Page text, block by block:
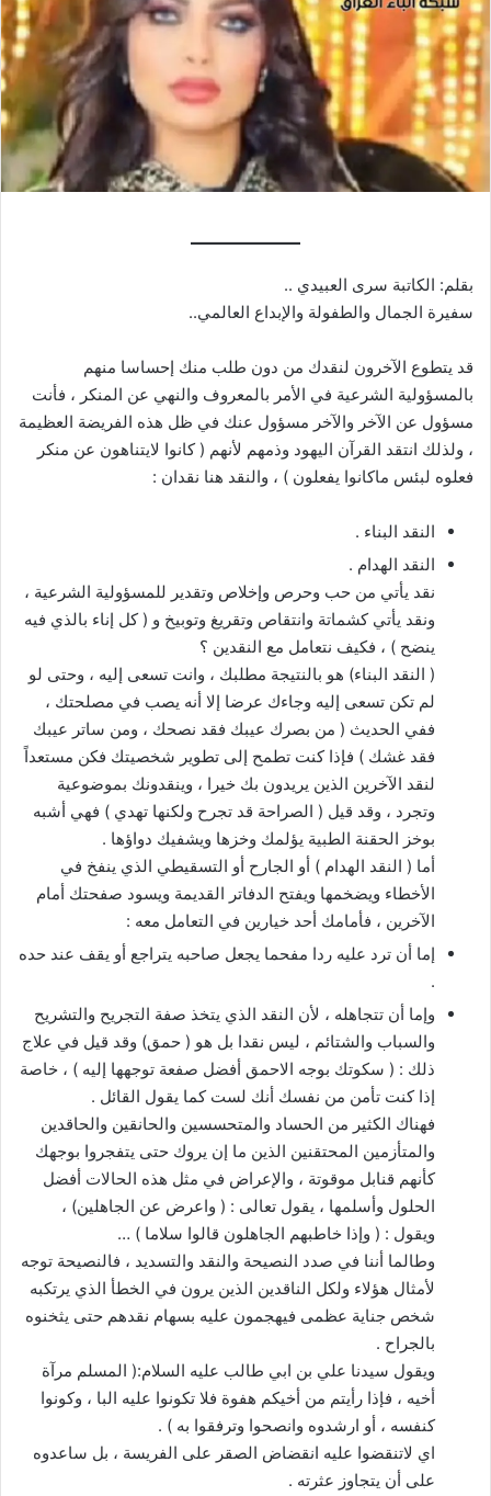
بقلم: الكاتبة سرى العبيدي ..
سفيرة الجمال والطفولة والإبداع العالمي..
قد يتطوع الآخرون لنقدك من دون طلب منك إحساسا منهم
بالمسؤولية الشرعية في الأمر بالمعروف والنهي عن المنكر ، فأنت
مسؤول عن الآخر والآخر مسؤول عنك في ظل هذه الفريضة العظيمة
، ولذلك انتقد القرآن اليهود وذمهم لأنهم ( كانوا لايتناهون عن منكر
فعلوه لبئس ماكانوا يفعلون ) ، والنقد هنا نقدان :
النقد البناء .
النقد الهدام .
نقد يأتي من حب وحرص وإخلاص وتقدير للمسؤولية الشرعية ،
ونقد يأتي كشماتة وانتقاص وتقريغ وتوبيخ و ( كل إناء بالذي فيه
ينضح ) ، فكيف نتعامل مع النقدين ؟
( النقد البناء) هو بالنتيجة مطلبك ، وانت تسعى إليه ، وحتى لو
لم تكن تسعى إليه وجاءك عرضا إلا أنه يصب في مصلحتك ،
ففي الحديث ( من بصرك عيبك فقد نصحك ، ومن ساتر عيبك
فقد غشك ) فإذا كنت تطمح إلى تطوير شخصيتك فكن مستعداً
لنقد الآخرين الذين يريدون بك خيرا ، وينقدونك بموضوعية
وتجرد ، وقد قيل ( الصراحة قد تجرح ولكنها تهدي ) فهي أشبه
بوخز الحقنة الطبية يؤلمك وخزها ويشفيك دواؤها .
أما ( النقد الهدام ) أو الجارح أو التسقيطي الذي ينفخ في
الأخطاء ويضخمها ويفتح الدفاتر القديمة ويسود صفحتك أمام
الآخرين ، فأمامك أحد خيارين في التعامل معه :
إما أن ترد عليه ردا مفحما يجعل صاحبه يتراجع أو يقف عند حده
.
وإما أن تتجاهله ، لأن النقد الذي يتخذ صفة التجريح والتشريح
والسباب والشتائم ، ليس نقدا بل هو ( حمق) وقد قيل في علاج
ذلك : ( سكوتك بوجه الاحمق أفضل صفعة توجهها إليه ) ، خاصة
إذا كنت تأمن من نفسك أنك لست كما يقول القائل .
فهناك الكثير من الحساد والمتحسسين والحانقين والحاقدين
والمتأزمين المحتقنين الذين ما إن يروك حتى يتفجروا بوجهك
كأنهم قنابل موقوتة ، والإعراض في مثل هذه الحالات أفضل
الحلول وأسلمها ، يقول تعالى : ( واعرض عن الجاهلين) ،
ويقول : ( وإذا خاطبهم الجاهلون قالوا سلاما ) …
وطالما أننا في صدد النصيحة والنقد والتسديد ، فالنصيحة توجه
لأمثال هؤلاء ولكل الناقدين الذين يرون في الخطأ الذي يرتكبه
شخص جناية عظمى فيهجمون عليه بسهام نقدهم حتى يثخنوه
بالجراح .
ويقول سيدنا علي بن ابي طالب عليه السلام:( المسلم مرآة
أخيه ، فإذا رأيتم من أخيكم هفوة فلا تكونوا عليه البا ، وكونوا
كنفسه ، أو ارشدوه وانصحوا وترفقوا به ) .
اي لاتنقضوا عليه انقضاض الصقر على الفريسة ، بل ساعدوه
على أن يتجاوز عثرته .